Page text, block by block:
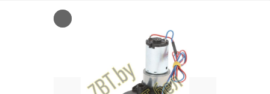
Previous